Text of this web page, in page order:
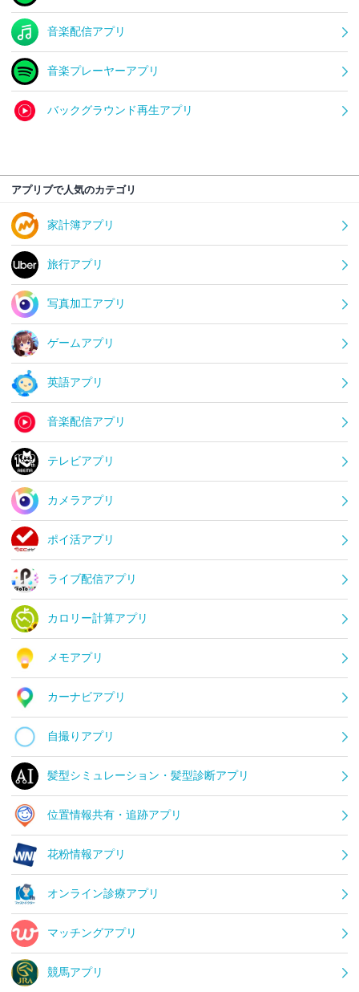
音楽配信アプリ
音楽プレーヤーアプリ
バックグラウンド再生アプリ
アプリブで人気のカテゴリ
家計簿アプリ
旅行アプリ
写真加工アプリ
ゲームアプリ
英語アプリ
音楽配信アプリ
テレビアプリ
カメラアプリ
ポイ活アプリ
ライブ配信アプリ
カロリー計算アプリ
メモアプリ
カーナビアプリ
自撮りアプリ
髪型シミュレーション・髪型診断アプリ
位置情報共有・追跡アプリ
花粉情報アプリ
オンライン診療アプリ
マッチングアプリ
競馬アプリ